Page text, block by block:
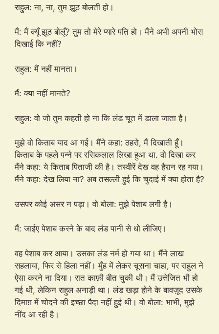
राहुल: ना, ना, तुम झूठ बोलती हो।
मैं: मैं क्यूँ झूठ बोलूँ? तुम तो मेरे प्यारे पति हो। मैंने अभी अपनी भोस
दिखाई कि नहीं?
राहुल: मैं नहीं मानता।
मैं: क्या नहीं मानते?
राहुल: वो जो तुम कहती हो ना कि लंड चूत में डाला जाता है।
मुझे वो किताब याद आ गई। मैंने कहा: ठहरो, मैं दिखाती हूँ।
किताब के पहले पन्ने पर रसिकलाल लिखा हुआ था. वो दिखा कर
मैंने कहा: ये किताब पिताजी की है। तस्वीरें देख वह हैरान रह गया।
मैंने कहा: देख लिया ना? अब तसल्ली हुई कि चुदाई में क्या होता है?
उसपर कोई असर न पड़ा। वो बोला: मुझे पेशाब लगी है।
मैं: जाईए पेशाब करने के बाद लंड पानी से धो लीजिए।
वह पेशाब कर आया। उसका लंड नर्म हो गया था। मैंने लाख
सहलाया, फिर से हिला नहीं। मुँह में लेकर चूसना चाहा, पर राहुल ने
ऐसा करने ना दिया। रात काफ़ी बीत चुकी थी। मैं उत्तेजित भी हो
गई थी, लेकिन राहुल अनाड़ी था। लंड खड़ा होने के बावज़ूद उसके
दिमाग़ में चोदने की इच्छा पैदा नहीं हुई थी। वो बोला: भाभी, मुझे
नींद आ रही है।